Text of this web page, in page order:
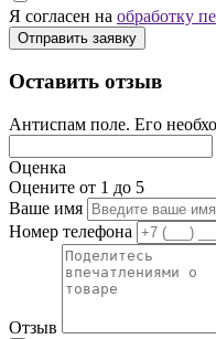
Я согласен на обработку
Отправить заявку
Оставить отзыв
Антиспам поле. Его
Оценка
Оцените от 1 до 5
Ваше имя
Номер телефона
Отзыв